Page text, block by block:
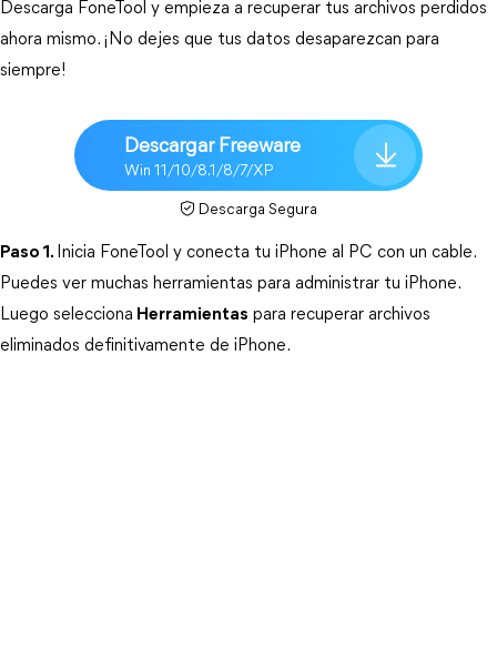
Descarga FoneTool y empieza a recuperar tus archivos perdidos
ahora mismo. ¡No dejes que tus datos desaparezcan para
siempre!
Descargar Freeware
Win 11/10/8.1/8/7/XP
Descarga Segura
Paso 1. Inicia FoneTool y conecta tu iPhone al PC con un cable.
Puedes ver muchas herramientas para administrar tu iPhone.
Luego selecciona Herramientas para recuperar archivos
eliminados definitivamente de iPhone.